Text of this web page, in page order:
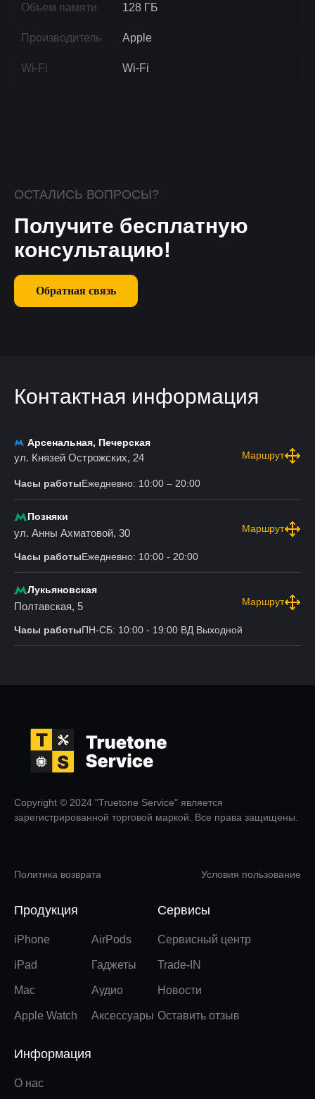
Объем памяти 128 ГБ
Производитель Apple
Wi-Fi Wi-Fi
ОСТАЛИСЬ ВОПРОСЫ?
Получите бесплатную
консультацию!
Обратная связь
Контактная информация
Арсенальная, Печерская
ул. Князей Острожских, 24 Маршрут
Часы работыЕжедневно: 10:00 – 20:00
Позняки
ул. Анны Ахматовой, 30 Маршрут
Часы работыЕжедневно: 10:00 - 20:00
Лукьяновская
Полтавская, 5 Маршрут
Часы работыПН-СБ: 10:00 - 19:00 ВД Выходной
Copyright © 2024 "Truetone Service" является
зарегистрированной торговой маркой. Все права защищены.
Политика возврата Условия пользование
Продукция
iPhone
iPad
Mac
Apple Watch
AirPods
Гаджеты
Аудио
Аксессуары
Сервисы
Сервисный центр
Trade-IN
Новости
Оставить отзыв
Информация
О нас